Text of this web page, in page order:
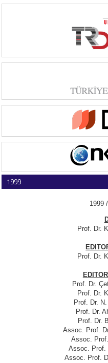
1999
1999
Prof. Dr.
Prof. Dr.
Prof. Dr.
Prof. Dr.
Prof. Dr.
Prof. Dr.
Prof. Dr.
Assoc. Prof.
Assoc.
Assoc. Prof.
Assoc. Prof.